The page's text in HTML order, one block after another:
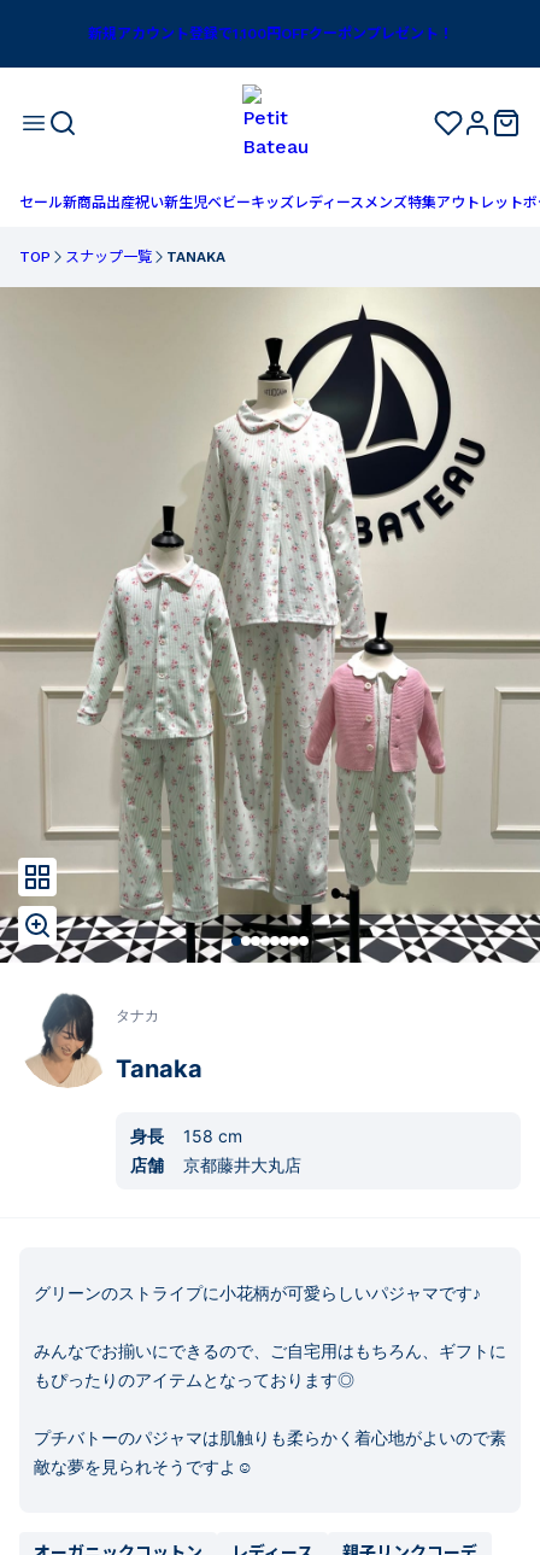
新規アカウント登録で1,100円OFFクーポンプレゼント！
セール新商品出産祝い新生児ベビーキッズ レディースメンズ特集アウトレットボ
TOP スナップ一覧 TANAKA
タナカ
Tanaka
身長 158 cm
店舗
京都藤井大丸店
グリーンのストライプに小花柄が可愛らしいパジャマです♪
みんなでお揃いにできるので、ご自宅用はもちろん、ギフトに
もぴったりのアイテムとなっております◎
プチバトーのパジャマは肌触りも柔らかく着心地がよいので素
敵な夢を見られそうですよ☺︎